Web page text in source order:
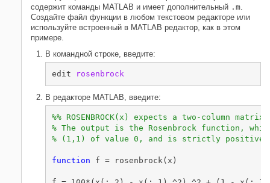
содержит команды MATLAB и имеет дополнительный .m
Создайте файл функции в любом текстовом редакторе или
используйте встроенный в MATLAB редактор, как в этом
примере.
В командной строке, введите:
edit rosenbrock
В редакторе MATLAB, введите:
%% ROSENBROCK(x) expects a two-column
% The output is the Rosenbrock function,
% (1,1) of value 0, and is strictly positive
function f = rosenbrock(x)